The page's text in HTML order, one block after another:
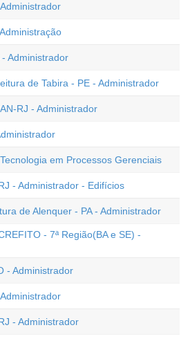
Administrador
de Tabira - PE - Administrador
RJ - Administrador
em Processos Gerenciais
- Administrador - Edifícios
de Alenquer - PA - Administrador
- 7ª Região(BA e SE) -
- Administrador
- Administrador